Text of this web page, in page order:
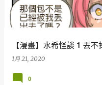
【漫畫】水希怪談 1 丟不
1月 21, 2020
0